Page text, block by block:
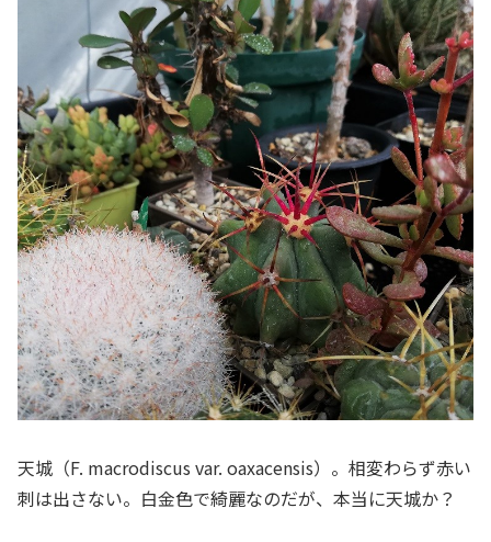
天城（F. macrodiscus var. oaxacensis）。相変わらず赤い
刺は出さない。白金色で綺麗なのだが、本当に天城か？